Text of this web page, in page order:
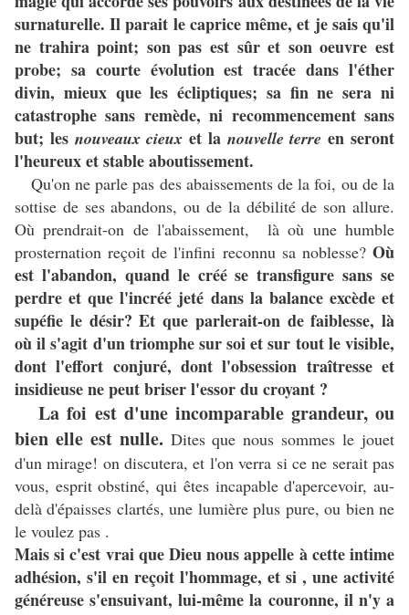
surnaturelle. Il parait le caprice même, et je sais qu'il
ne trahira point; son pas est sûr et son oeuvre est
probe; sa courte évolution est tracée dans l'éther
divin, mieux que les écliptiques; sa fin ne sera ni
catastrophe sans remède, ni recommencement sans
but; les nouveaux cieuxet la nouvelle terre en seront
l'heureux et stable aboutissement.
Qu'on ne parle pas des abaissements de la foi, ou de la
sottise de ses abandons, ou de la débilité de son allure.
Où prendrait-on de l'abaissement, là où une humble
prosternation reçoit de l'infini reconnu sa noblesse? Où
est l'abandon, quand le créé se transfigure sans se
perdre et que l'incréé jeté dans la balance excède et
supéfie le désir? Et que parlerait-on de faiblesse, là
où il s'agit d'un triomphe sur soi et sur tout le visible,
dont l'effort conjuré, dont l'obsession traîtresse et
insidieuse ne peut briser l'essor du croyant ?
La foi est d'une incomparable grandeur, ou
bien elle est nulle. Dites que nous sommes le jouet
d'un mirage! on discutera, et l'on verra si ce ne serait pas
vous, esprit obstiné, qui êtes incapable d'apercevoir, au-
delà d'épaisses clartés, une lumière plus pure, ou bien ne
le voulez pas .
Mais si c'est vrai que Dieu nous appelle à cette intime
adhésion, s'il en reçoit l'hommage, et si , une activité
généreuse s'ensuivant, lui-même la couronne, il n'y a